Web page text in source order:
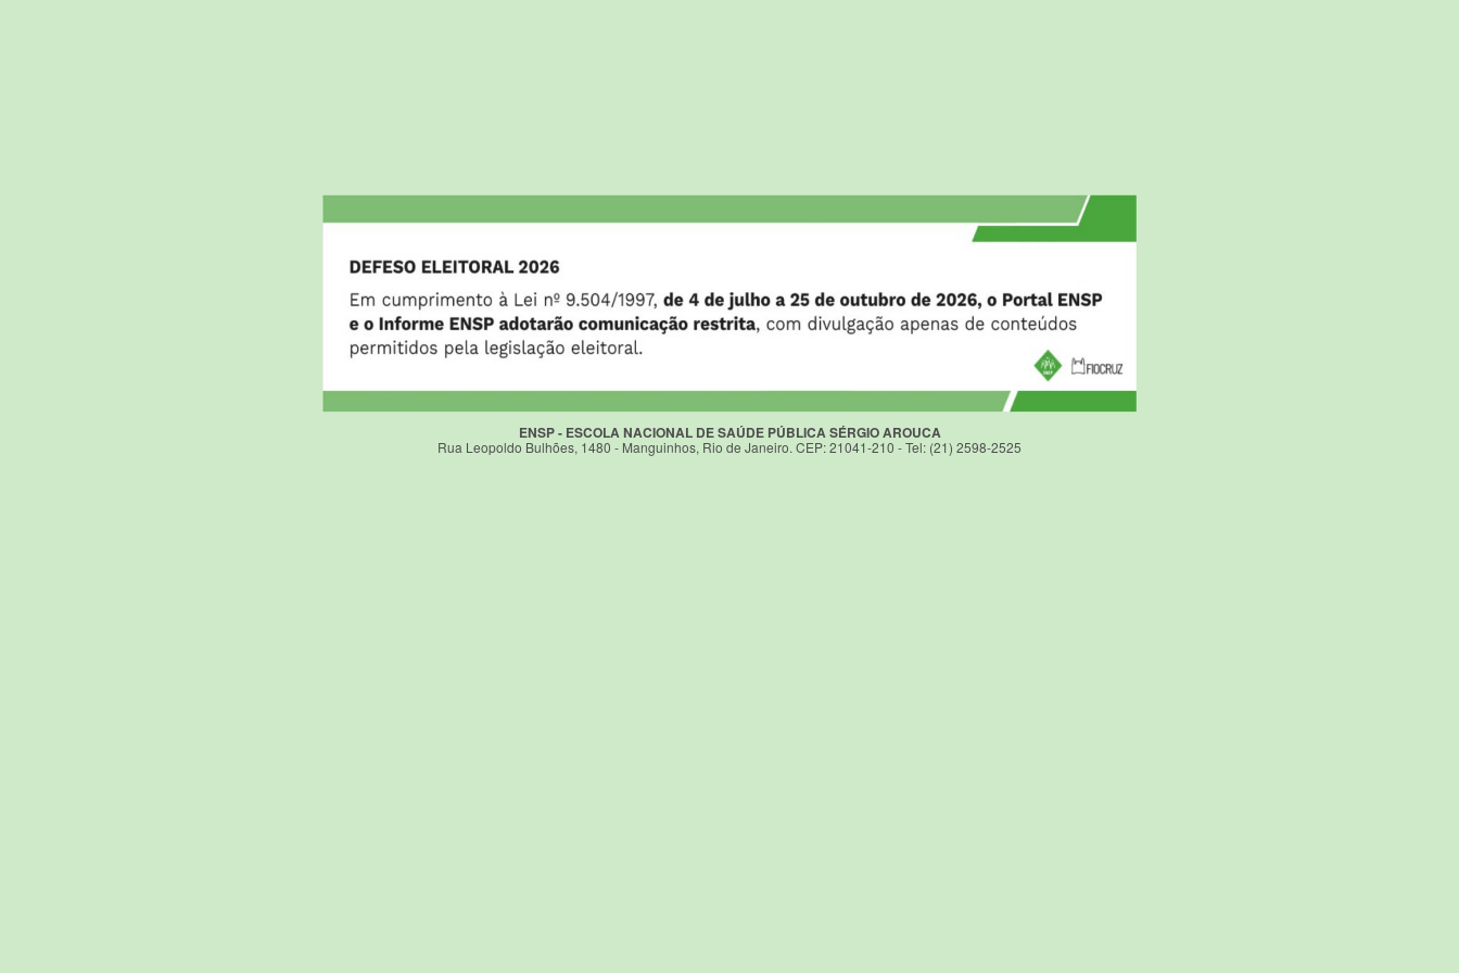
ENSP - ESCOLA NACIONAL DE SAÚDE PÚBLICA SÉRGIO AROUCA
Rua Leopoldo Bulhões, 1480 - Manguinhos, Rio de Janeiro. CEP: 21041-210 - Tel: (21) 2598-2525